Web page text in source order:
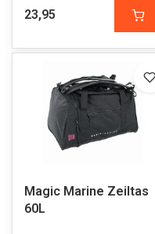
23,95
Magic Marine Zeiltas
60L